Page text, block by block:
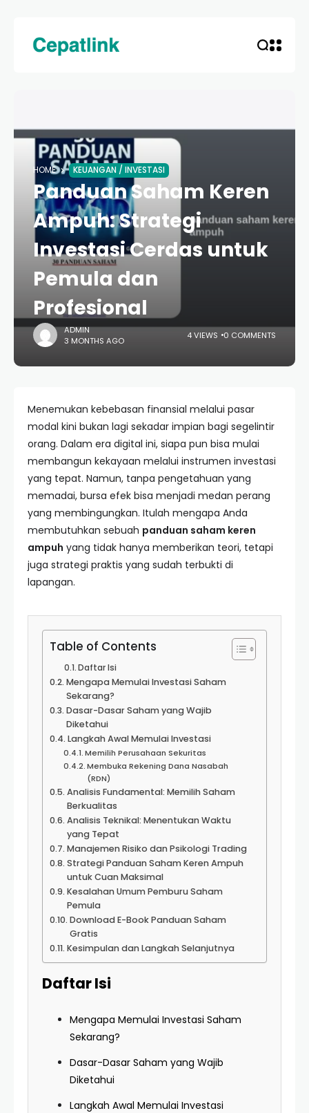
HOME KEUANGAN / INVESTASI
Panduan Saham Keren
Ampuh: Strategi
Investasi Cerdas untuk
Pemula dan
Profesional
ADMIN
3 MONTHS AGO
4 VIEWS 0 COMMENTS
Menemukan kebebasan finansial melalui pasar
modal kini bukan lagi sekadar impian bagi segelintir
orang. Dalam era digital ini, siapa pun bisa mulai
membangun kekayaan melalui instrumen investasi
yang tepat. Namun, tanpa pengetahuan yang
memadai, bursa efek bisa menjadi medan perang
yang membingungkan. Itulah mengapa Anda
membutuhkan sebuah panduan saham keren
ampuh yang tidak hanya memberikan teori, tetapi
juga strategi praktis yang sudah terbukti di
lapangan.
Table of Contents
Daftar Isi
Mengapa Memulai Investasi Saham
Sekarang?
Dasar-Dasar Saham yang Wajib
Diketahui
Langkah Awal Memulai Investasi
Memilih Perusahaan Sekuritas
Membuka Rekening Dana Nasabah
(RDN)
Analisis Fundamental: Memilih Saham
Berkualitas
Analisis Teknikal: Menentukan Waktu
yang Tepat
Manajemen Risiko dan Psikologi Trading
Strategi Panduan Saham Keren Ampuh
untuk Cuan Maksimal
Kesalahan Umum Pemburu Saham
Pemula
Download E-Book Panduan Saham
Gratis
Kesimpulan dan Langkah Selanjutnya
Daftar Isi
Mengapa Memulai Investasi Saham
Sekarang?
Dasar-Dasar Saham yang Wajib
Diketahui
Langkah Awal Memulai Investasi